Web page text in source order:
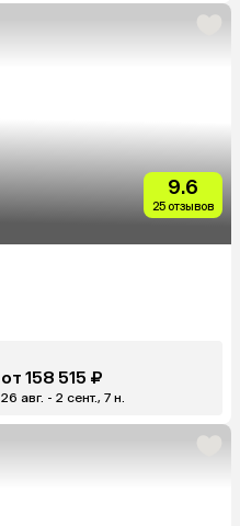
9.6
25 отзывов
от 158 515 ₽
26 авг. - 2 сент., 7 н.